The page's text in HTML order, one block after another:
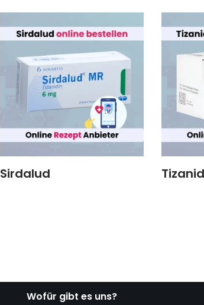
Sirdalud
Wofür gibt es uns?